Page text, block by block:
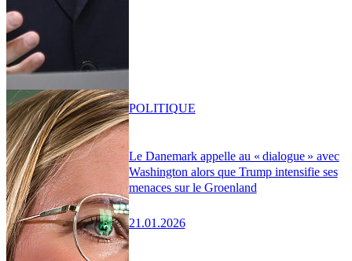
Le Danemark appelle au « dialogue » avec
Washington alors que Trump intensifie ses
menaces sur le Groenland
21.01.2026
POLITIQUE